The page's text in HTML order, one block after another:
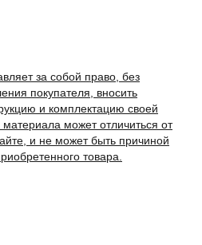
за собой право, без
покупателя, вносить
и комплектацию своей
может отличиться от
и не может быть причиной
товара.